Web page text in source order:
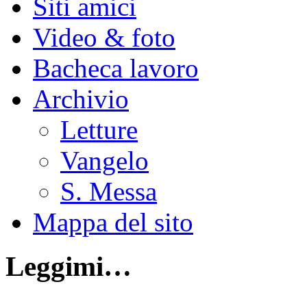
Siti amici
Video & foto
Bacheca lavoro
Archivio
Letture
Vangelo
S. Messa
Mappa del sito
Leggimi…